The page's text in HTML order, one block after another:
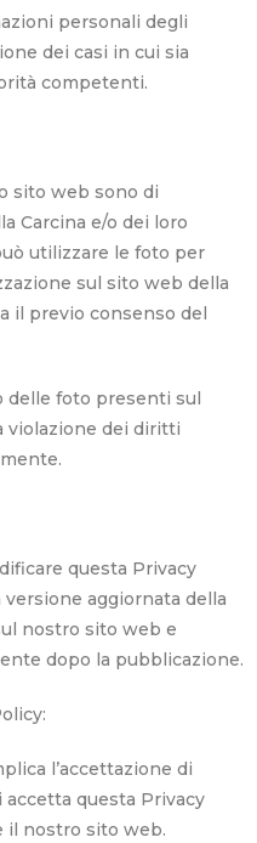
personali degli
dei casi in cui sia
competenti.
sito web sono di
Carcina e/o dei loro
utilizzare le foto per
sul sito web della
il previo consenso del
delle foto presenti sul
violazione dei diritti
questa Privacy
aggiornata della
nostro sito web e
dopo la pubblicazione.
l’accettazione di
accetta questa Privacy
il nostro sito web.